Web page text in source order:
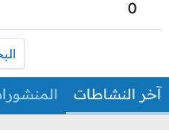
0
آخر النشاطات